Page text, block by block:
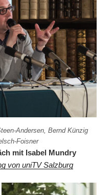
Andersen, Bernd Künzig
Foisner
mit Isabel Mundry
von uniTV Salzburg